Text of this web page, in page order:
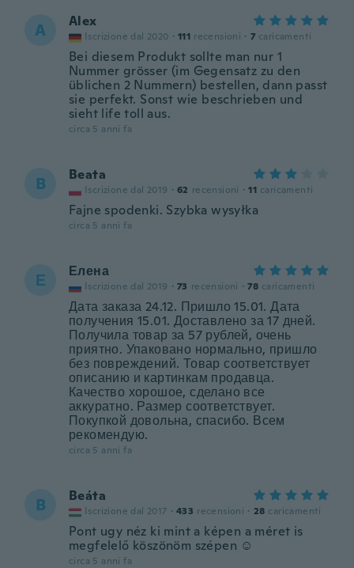
A Alex
Iscrizione dal 2020 · 111 recensioni · 7 caricamenti
Bei diesem Produkt sollte man nur 1
Nummer grösser (im Gegensatz zu den
üblichen 2 Nummern) bestellen, dann passt
sie perfekt. Sonst wie beschrieben und
sieht life toll aus.
circa 5 anni fa
B Beata
Iscrizione dal 2019 · 62 recensioni · 11 caricamenti
Fajne spodenki. Szybka wysyłka
circa 5 anni fa
Е Елена
Iscrizione dal 2019 · 73 recensioni · 78 caricamenti
Дата заказа 24.12. Пришло 15.01. Дата
получения 15.01. Доставлено за 17 дней.
Получила товар за 57 рублей, очень
приятно. Упаковано нормально, пришло
без повреждений. Товар соответствует
описанию и картинкам продавца.
Качество хорошое, сделано все
аккуратно. Размер соответствует.
Покупкой довольна, спасибо. Всем
рекомендую.
circa 5 anni fa
B Beáta
Iscrizione dal 2017 · 433 recensioni · 28 caricamenti
Pont ugy néz ki mint a képen a méret is
megfelelő köszönöm szépen ☺️
circa 5 anni fa